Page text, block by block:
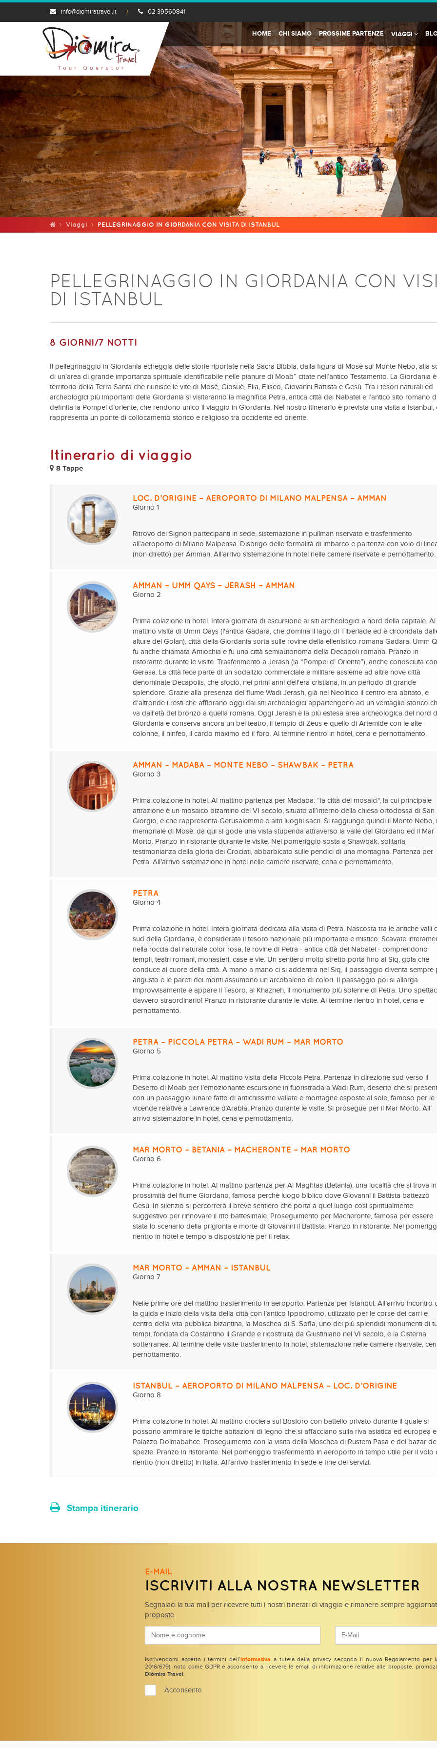
info@diomiratravel.it 02 39560841
HOME CHI SIAMO PROSSIME PARTENZE VIAGGI
Viaggi PELLEGRINAGGIO IN GIORDANIA CON VISITA DI ISTANBUL
PELLEGRINAGGIO IN GIORDANIA CON
DI ISTANBUL
8 GIORNI/7 NOTTI
Il pellegrinaggio in Giordania echeggia delle storie riportate nella Sacra Bibbia, dalla figura di Mosè sul Monte Nebo, alla
di un’area di grande importanza spirituale identificabile nelle pianure di Moab” citate nell’antico Testamento. La Giordania è
territorio della Terra Santa che riunisce le vite di Mosè, Giosuè, Elia, Eliseo, Giovanni Battista e Gesù. Tra i tesori naturali ed
archeologici più importanti della Giordania si visiteranno la magnifica Petra, antica città dei Nabatei e l’antico sito romano
definita la Pompei d’oriente, che rendono unico il viaggio in Giordania. Nel nostro itinerario è prevista una visita a Istanbul,
rappresenta un ponte di collocamento storico e religioso tra occidente ed oriente.
Itinerario di viaggio
8 Tappe
LOC. D’ORIGINE – AEROPORTO DI MILANO MALPENSA – AMMAN
Giorno 1
Ritrovo dei Signori partecipanti in sede, sistemazione in pullman riservato e trasferimento
all’aeroporto di Milano Malpensa. Disbrigo delle formalità di imbarco e partenza con volo di
(non diretto) per Amman. All’arrivo sistemazione in hotel nelle camere riservate e pernottamento.
AMMAN – UMM QAYS – JERASH – AMMAN
Giorno 2
Prima colazione in hotel. Intera giornata di escursione ai siti archeologici a nord della capitale. Al
mattino visita di Umm Qays (l'antica Gadara, che domina il lago di Tiberiade ed è circondata
alture del Golan), città della Giordania sorta sulle rovine della ellenistico-romana Gadara. Umm
fu anche chiamata Antiochia e fu una città semiautonoma della Decapoli romana. Pranzo in
ristorante durante le visite. Trasferimento a Jerash (la “Pompei d’ Oriente”), anche conosciuta
Gerasa. La città fece parte di un sodalizio commerciale e militare assieme ad altre nove città
denominate Decapolis, che sfociò, nei primi anni dell'era cristiana, in un periodo di grande
splendore. Grazie alla presenza del fiume Wadi Jerash, già nel Neolitico il centro era abitato, e
d'altronde i resti che affiorano oggi dai siti archeologici appartengono ad un ventaglio storico
va dall'età del bronzo a quella romana. Oggi Jerash è la più estesa area archeologica del nord
Giordania e conserva ancora un bel teatro, il tempio di Zeus e quello di Artemide con le alte
colonne, il ninfeo, il cardo maximo ed il foro. Al termine rientro in hotel, cena e pernottamento.
AMMAN – MADABA – MONTE NEBO – SHAWBAK – PETRA
Giorno 3
Prima colazione in hotel. Al mattino partenza per Madaba: “la città dei mosaici", la cui principale
attrazione è un mosaico bizantino del VI secolo, situato all’interno della chiesa ortodossa di San
Giorgio, e che rappresenta Gerusalemme e altri luoghi sacri. Si raggiunge quindi il Monte Nebo, il
memoriale di Mosè: da qui si gode una vista stupenda attraverso la valle del Giordano ed il Mar
Morto. Pranzo in ristorante durante le visite. Nel pomeriggio sosta a Shawbak, solitaria
testimonianza della gloria dei Crociati, abbarbicato sulle pendici di una montagna. Partenza per
Petra. All’arrivo sistemazione in hotel nelle camere riservate, cena e pernottamento.
PETRA
Giorno 4
Prima colazione in hotel. Intera giornata dedicata alla visita di Petra. Nascosta tra le antiche valli
sud della Giordania, è considerata il tesoro nazionale più importante e mistico. Scavate
nella roccia dal naturale color rosa, le rovine di Petra - antica città dei Nabatei - comprendono
templi, teatri romani, monasteri, case e vie. Un sentiero molto stretto porta fino al Siq, gola che
conduce al cuore della città. A mano a mano ci si addentra nel Siq, il passaggio diventa sempre
angusto e le pareti dei monti assumono un arcobaleno di colori. Il passaggio poi si allarga
improvvisamente e appare il Tesoro, al Khazneh, il monumento più solenne di Petra. Uno
davvero straordinario! Pranzo in ristorante durante le visite. Al termine rientro in hotel, cena e
pernottamento.
PETRA – PICCOLA PETRA – WADI RUM – MAR MORTO
Giorno 5
Prima colazione in hotel. Al mattino visita della Piccola Petra. Partenza in direzione sud verso il
Deserto di Moab per l’emozionante escursione in fuoristrada a Wadi Rum, deserto che si
con un paesaggio lunare fatto di antichissime vallate e montagne esposte al sole, famoso per le
vicende relative a Lawrence d’Arabia. Pranzo durante le visite. Si prosegue per il Mar Morto. All’
arrivo sistemazione in hotel, cena e pernottamento.
MAR MORTO – BETANIA – MACHERONTE – MAR MORTO
Giorno 6
Prima colazione in hotel. Al mattino partenza per Al Maghtas (Betania), una località che si trova in
prossimità del fiume Giordano, famosa perchè luogo biblico dove Giovanni il Battista battezzò
Gesù. In silenzio si percorrerà il breve sentiero che porta a quel luogo così spiritualmente
suggestivo per rinnovare il rito battesimale. Proseguimento per Macheronte, famosa per essere
stata lo scenario della prigionia e morte di Giovanni il Battista. Pranzo in ristorante. Nel
rientro in hotel e tempo a disposizione per il relax.
MAR MORTO – AMMAN – ISTANBUL
Giorno 7
Nelle prime ore del mattino trasferimento in aeroporto. Partenza per Istanbul. All’arrivo incontro
la guida e inizio della visita della città con l’antico Ippodromo, utilizzato per le corse dei carri e
centro della vita pubblica bizantina, la Moschea di S. Sofia, uno dei più splendidi monumenti di
tempi, fondata da Costantino il Grande e ricostruita da Giustiniano nel VI secolo, e la Cisterna
sotterranea. Al termine delle visite trasferimento in hotel, sistemazione nelle camere riservate,
pernottamento.
ISTANBUL – AEROPORTO DI MILANO MALPENSA – LOC. D’ORIGINE
Giorno 8
Prima colazione in hotel. Al mattino crociera sul Bosforo con battello privato durante il quale si
possono ammirare le tipiche abitazioni di legno che si affacciano sulla riva asiatica ed europea
Palazzo Dolmabahce. Proseguimento con la visita della Moschea di Rustem Pasa e del bazar
spezie. Pranzo in ristorante. Nel pomeriggio trasferimento in aeroporto in tempo utile per il volo
rientro (non diretto) in Italia. All’arrivo trasferimento in sede e fine dei servizi.
Stampa itinerario
E-MAIL
ISCRIVITI ALLA NOSTRA NEWSLETTER
Segnalaci la tua mail per ricevere tutti i nostri itinerari di viaggio e rimanere sempre
proposte.
Iscrivendomi accetto i termini dell’ informativa a tutela della privacy secondo il nuovo Regolamento per
2016/679), noto come GDPR e acconsento a ricevere le email di informazione relative alle proposte,
Diòmira Travel .
Acconsento